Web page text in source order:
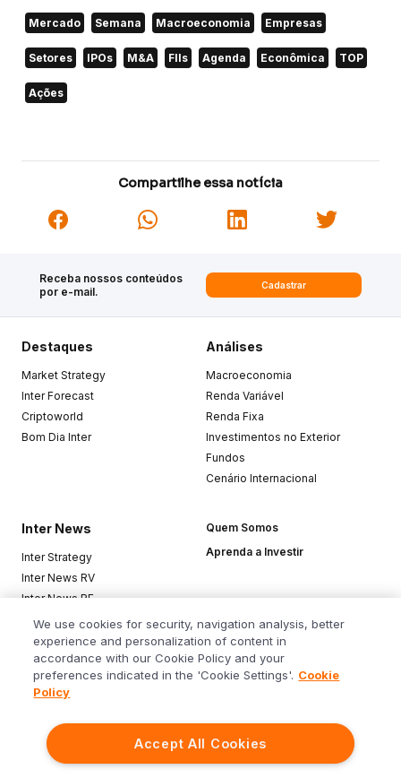
Mercado Semana Macroeconomia Empresas
Setores IPOs M&A FIIs Agenda Econômica TOP
Ações
Compartilhe essa notícia
Receba nossos conteúdos
por e-mail.
Cadastrar
Siga o Inter
Destaques
Market Strategy
Inter Forecast
Criptoworld
Bom Dia Inter
Análises
Macroeconomia
Renda Variável
Renda Fixa
Investimentos no Exterior
Fundos
Cenário Internacional
Inter News
Inter Strategy
Inter News RV
Inter News RF
Top Funds
Quem Somos
Aprenda a Investir
Baixe o app
We use cookies for security, navigation analysis, better
experience and personalization of content in
accordance with our Cookie Policy and your
preferences indicated in the 'Cookie Settings'. Cookie
Policy
Accept All Cookies